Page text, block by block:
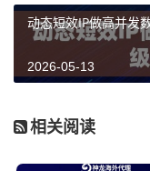
常请求的IP，早就
你用这样的IP去做
求的时候就已经在
实用户的网络环境
动态短效IP做高并发
2026-05-13
相关阅读